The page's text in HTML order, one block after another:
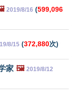
2019/8/16 (599,096
8/15 (372,880次)
家 🖼️ 2019/8/12